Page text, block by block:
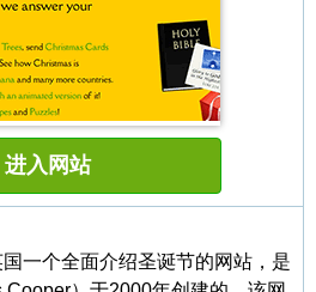
进入网站
一个全面介绍圣诞节的网站，是